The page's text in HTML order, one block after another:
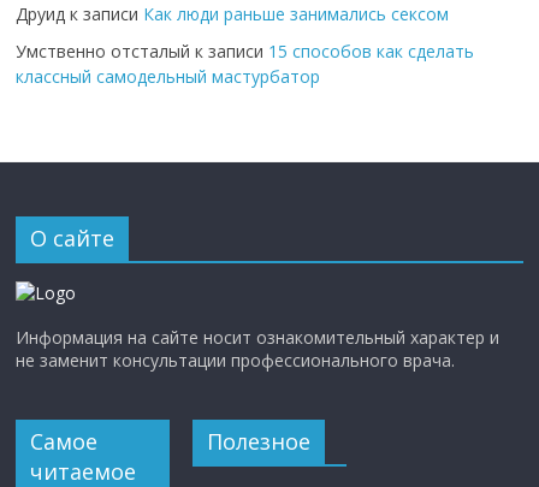
Друид к записи Как люди раньше занимались сексом
Умственно отсталый к записи 15 способов как сделать
классный самодельный мастурбатор
О сайте
Информация на сайте носит ознакомительный характер и
не заменит консультации профессионального врача.
Самое
читаемое
Полезное